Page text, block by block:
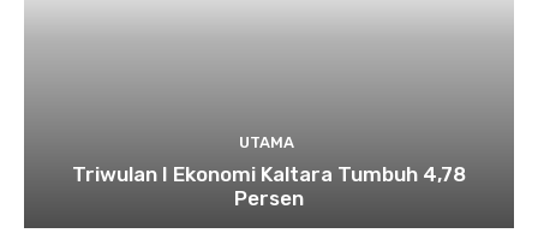
UTAMA
Triwulan I Ekonomi Kaltara Tumbuh 4,78
Persen